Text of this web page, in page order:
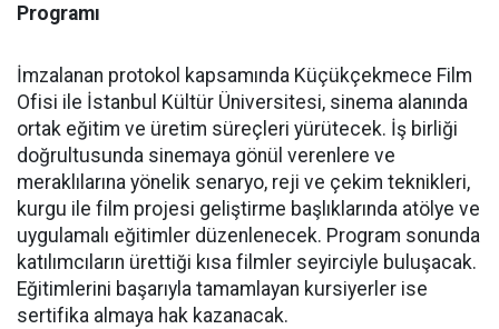
Programı
İmzalanan protokol kapsamında Küçükçekmece Film
Ofisi ile İstanbul Kültür Üniversitesi, sinema alanında
ortak eğitim ve üretim süreçleri yürütecek. İş birliği
doğrultusunda sinemaya gönül verenlere ve
meraklılarına yönelik senaryo, reji ve çekim teknikleri,
kurgu ile film projesi geliştirme başlıklarında atölye ve
uygulamalı eğitimler düzenlenecek. Program sonunda
katılımcıların ürettiği kısa filmler seyirciyle buluşacak.
Eğitimlerini başarıyla tamamlayan kursiyerler ise
sertifika almaya hak kazanacak.